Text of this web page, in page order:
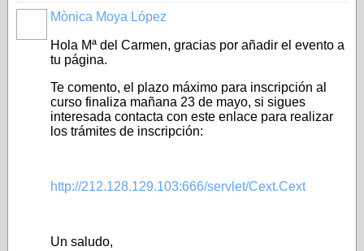
Mònica Moya López
Hola Mª del Carmen, gracias por añadir el evento a
tu página.
Te comento, el plazo máximo para inscripción al
curso finaliza mañana 23 de mayo, si sigues
interesada contacta con este enlace para realizar
los trámites de inscripción:
http://212.128.129.103:666/servlet/Cext.Cext
Un saludo,